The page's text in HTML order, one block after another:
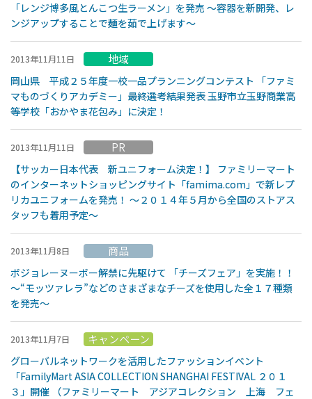
「レンジ博多風とんこつ生ラーメン」を発売 〜容器を新開発、レ
ンジアップすることで麺を茹で上げます〜
2013年11月11日 地域
岡山県 平成２５年度一校一品プランニングコンテスト 「ファミ
マものづくりアカデミー」最終選考結果発表 玉野市立玉野商業高
等学校「おかやま花包み」に決定！
2013年11月11日 PR
【サッカー日本代表 新ユニフォーム決定！】 ファミリーマート
のインターネットショッピングサイト「famima.com」で新レプ
リカユニフォームを発売！ 〜２０１４年５月から全国のストアス
タッフも着用予定〜
2013年11月8日 商品
ボジョレーヌーボー解禁に先駆けて 「チーズフェア」を実施！！
〜“モッツァレラ”などのさまざまなチーズを使用した全１７種類
を発売〜
2013年11月7日 キャンペーン
グローバルネットワークを活用したファッションイベント
「FamilyMart ASIA COLLECTION SHANGHAI FESTIVAL ２０１
３」開催 （ファミリーマート アジアコレクション 上海 フェ